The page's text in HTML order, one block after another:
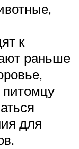
к
раньше
питомцу
для